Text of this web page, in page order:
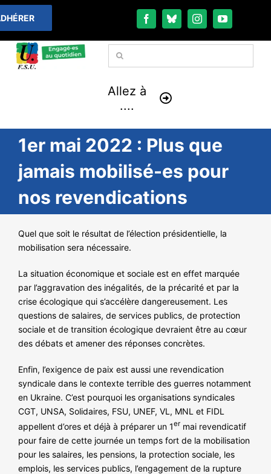
Passer
au
contenu
Rechercher:
Allez à
....
À LA UNE
THÉMATIQUES
LA VIE FÉDÉRALE
COMMUNIQUÉS
NOS ACTIONS
1er mai 2022 : Plus que
jamais mobilisé-es pour
nos revendications
Quel que soit le résultat de l’élection présidentielle, la
mobilisation sera nécessaire.
La situation économique et sociale est en effet marquée
par l’aggravation des inégalités, de la précarité et par la
crise écologique qui s’accélère dangereusement. Les
questions de salaires, de services publics, de protection
sociale et de transition écologique devraient être au cœur
des débats et amener des réponses concrètes.
Enfin, l’exigence de paix est aussi une revendication
syndicale dans le contexte terrible des guerres notamment
en Ukraine. C’est pourquoi les organisations syndicales
CGT, UNSA, Solidaires, FSU, UNEF, VL, MNL et FIDL
appellent d’ores et déjà à préparer un 1ermai revendicatif
pour faire de cette journée un temps fort de la mobilisation
pour les salaires, les pensions, la protection sociale, les
emplois, les services publics, l’engagement de la rupture